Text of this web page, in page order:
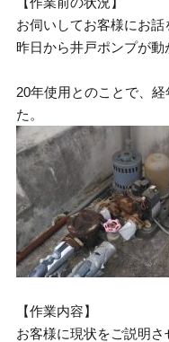
お伺いしてお客様にお話
昨日から井戸ポンプが動
20年使用とのことで、
た。
【作業内容】
お客様に現状をご説明さ